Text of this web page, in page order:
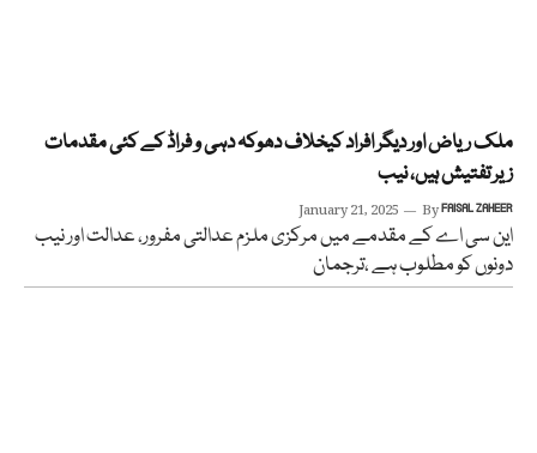
ملک ریاض اور دیگر افراد کیخلاف دھوکہ دہی و فراڈ کے کئی مقدمات
زیر تفتیش ہیں، نیب
January 21, 2025 ByFAISAL ZAHEER
این سی اے کے مقدمے میں مرکزی ملزم عدالتی مفرور، عدالت اور نیب
دونوں کو مطلوب ہے ،ترجمان